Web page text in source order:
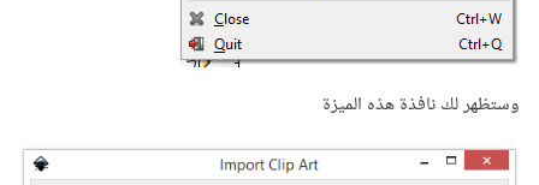
وستظهر لك نافذة هذه الميزة